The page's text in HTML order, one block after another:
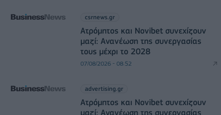
csrnews.gr
Ατρόμητος και Novibet συνεχίζουν
μαζί: Ανανέωση της συνεργασίας
τους μέχρι το 2028
07/08/2026 - 08:52
advertising.gr
Ατρόμητος και Novibet συνεχίζουν
μαζί: Ανανέωση της συνεργασίας